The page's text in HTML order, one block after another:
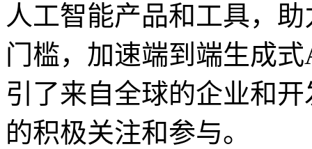
人工智能产品和工具，
门槛，加速端到端生成
引了来自全球的企业和
的积极关注和参与。